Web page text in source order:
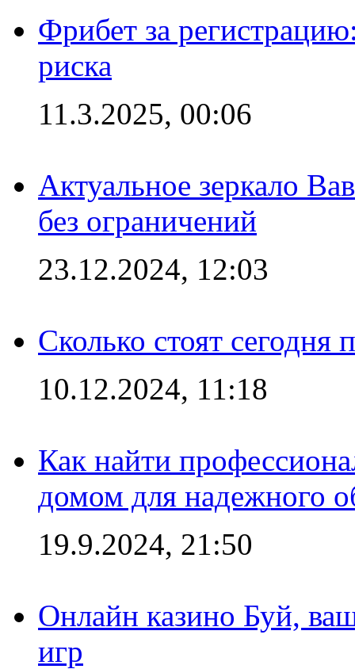
Фрибет за
риска
11.3.2025, 00:06
Актуальное зеркало
без ограничений
23.12.2024, 12:03
Сколько стоят сегодня
10.12.2024, 11:18
Как найти
домом для надежного
19.9.2024, 21:50
Онлайн казино Буй,
игр